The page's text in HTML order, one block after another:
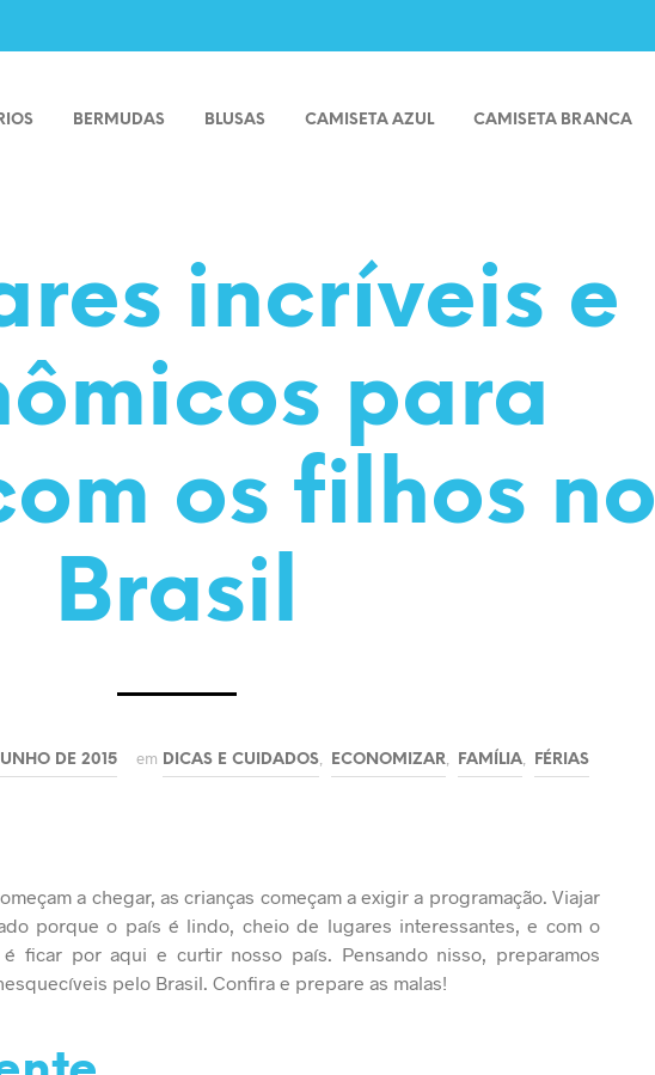
BERMUDAS BLUSAS CAMISETA AZUL CAMISETA BRANCA
incríveis e
para
os filhos no
Brasil
DE 2015 em DICAS E CUIDADOS ECONOMIZAR FAMÍLIA FÉRIAS
a chegar, as crianças começam a exigir a programação. Viajar
porque o país é lindo, cheio de lugares interessantes, e com o
ficar por aqui e curtir nosso país. Pensando nisso, preparamos
pelo Brasil. Confira e prepare as malas!